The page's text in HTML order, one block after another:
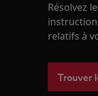
Résolvez
relatifs à
Trouver